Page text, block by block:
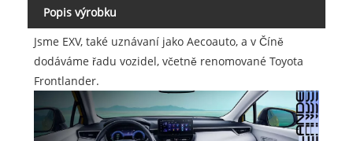
Popis výrobku
Jsme EXV, také uznávaní jako Aecoauto, a v Číně
dodáváme řadu vozidel, včetně renomované Toyota
Frontlander.